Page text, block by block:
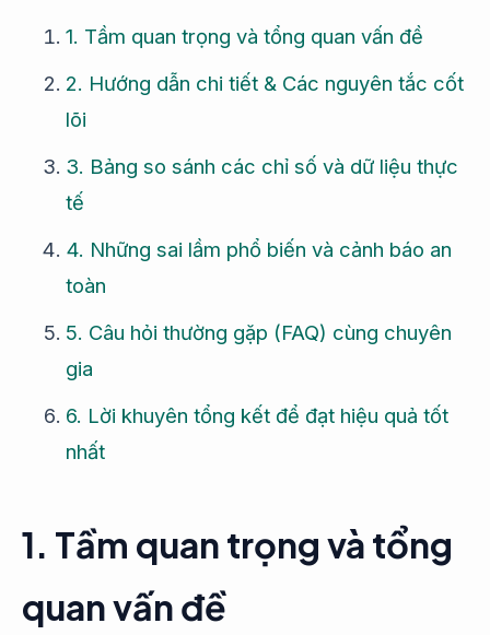
1. Tầm quan trọng và tổng quan vấn đề
2. Hướng dẫn chi tiết & Các nguyên tắc cốt
lõi
3. Bảng so sánh các chỉ số và dữ liệu thực
tế
4. Những sai lầm phổ biến và cảnh báo an
toàn
5. Câu hỏi thường gặp (FAQ) cùng chuyên
gia
6. Lời khuyên tổng kết để đạt hiệu quả tốt
nhất
1. Tầm quan trọng và tổng
quan vấn đề